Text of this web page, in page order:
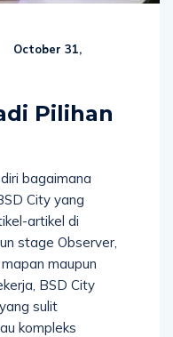
October 31,
Pilihan
bagaimana
City yang
artikel di
stage Observer,
maupun
BSD City
sulit
kompleks